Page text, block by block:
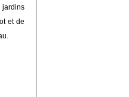
et de